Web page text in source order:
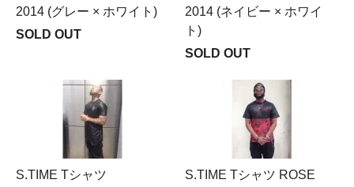
2014 (グレー × ホワイト)
SOLD OUT
2014 (ネイビー × ホワイ
ト)
SOLD OUT
S.TIME Tシャツ S.TIME Tシャツ ROSE